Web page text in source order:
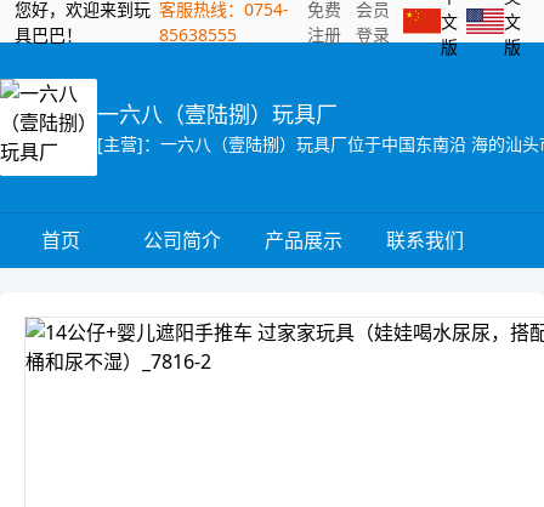
您好，欢迎来到玩
具巴巴！
客服热线：0754-
85638555
免费
注册
会员
登录
文
版
文
版
一六八（壹陆捌）玩具厂
首页 公司简介 产品展示 联系我们